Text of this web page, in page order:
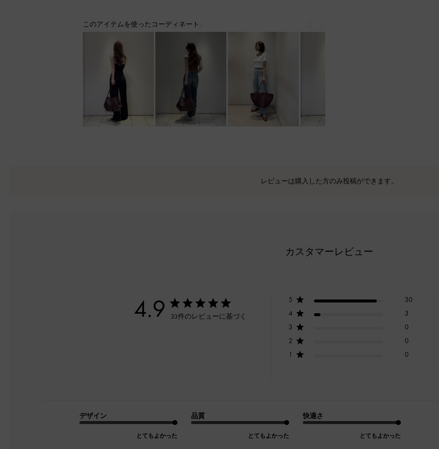
このアイテムを使ったコーディネート:
レビューは購入した方のみ投稿ができます。
カスタマーレビュー
4.9 33件のレビューに基づく
5
30
4
3
3
0
2
0
1
0
デザイン
とてもよかった
品質
とてもよかった
快適さ
とてもよかった